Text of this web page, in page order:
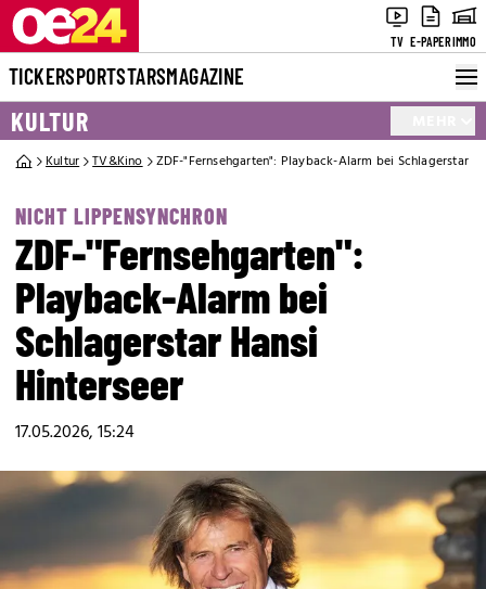
TV E-PAPERIMMO
TICKERSPORTSTARSMAGAZINE
KULTUR
Kultur TV&Kino ZDF-"Fernsehgarten": Playback-Alarm bei Schlagerstar
NICHT LIPPENSYNCHRON
ZDF-"Fernsehgarten":
Playback-Alarm bei
Schlagerstar Hansi
Hinterseer
17.05.2026, 15:24